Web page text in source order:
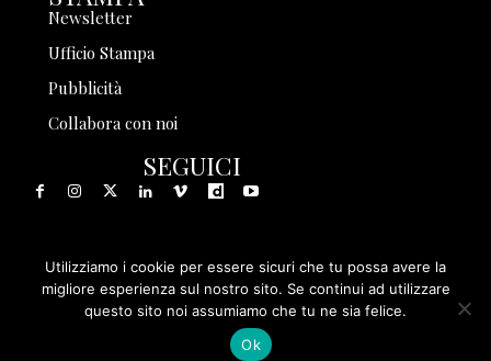
Newsletter
Ufficio Stampa
Pubblicità
Collabora con noi
SEGUICI
© 1999 - 2025 Storia in Rete Srl - Tutti i diritti riservati - P.
IVA 08570971005
Utilizziamo i cookie per essere sicuri che tu possa avere la
migliore esperienza sul nostro sito. Se continui ad utilizzare
questo sito noi assumiamo che tu ne sia felice.
Ok